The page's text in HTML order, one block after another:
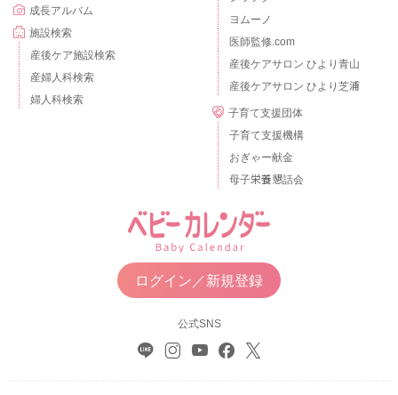
成長アルバム
施設検索
産後ケア施設検索
産婦人科検索
婦人科検索
ヨムーノ
医師監修.com
産後ケアサロン ひより青山
産後ケアサロン ひより芝浦
子育て支援団体
子育て支援機構
おぎゃー献金
母子栄養懇話会
ログイン／新規登録
公式SNS